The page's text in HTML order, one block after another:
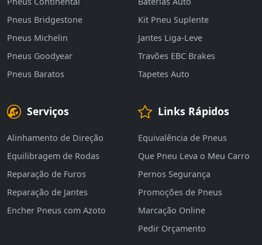
Pneus Bridgestone
Pneus Michelin
Pneus Goodyear
Pneus Baratos
Kit Pneu Suplente
Jantes Liga-Leve
Travões EBC Brakes
Tapetes Auto
Serviços
Alinhamento de Direção
Equilibragem de Rodas
Reparação de Furos
Reparação de Jantes
Encher Pneus com Azoto
Links Rápidos
Equivalência de Pneus
Que Pneu Leva o Meu Carro
Pernos Segurança
Promoções de Pneus
Marcação Online
Pedir Orçamento